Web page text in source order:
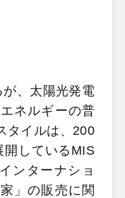
、太陽光発電
ネルギーの普
タイルは、200
開しているMIS
ンターナショ
」の販売に関